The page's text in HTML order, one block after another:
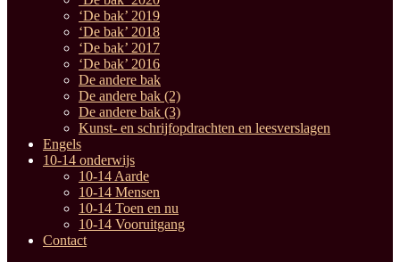
‘De bak’ 2019
‘De bak’ 2018
‘De bak’ 2017
‘De bak’ 2016
De andere bak
De andere bak (2)
De andere bak (3)
Kunst- en schrijfopdrachten en leesverslagen
Engels
10-14 onderwijs
10-14 Aarde
10-14 Mensen
10-14 Toen en nu
10-14 Vooruitgang
Contact